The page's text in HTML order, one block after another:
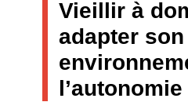
Vieillir à
adapter son
l’autonomie